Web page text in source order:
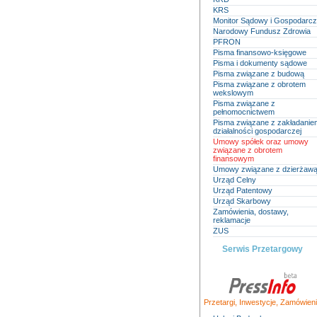
KRS
Monitor Sądowy i
Narodowy Fundusz Zdrowia
PFRON
Pisma finansowo-księgowe
Pisma i dokumenty sądowe
Pisma związane z budową
Pisma związane z obrotem
wekslowym
Pisma związane z
pełnomocnictwem
Pisma związane z
działalności gospodarczej
Umowy spółek oraz umowy
związane z obrotem
finansowym
Umowy związane z dzierżawą
Urząd Celny
Urząd Patentowy
Urząd Skarbowy
Zamówienia, dostawy,
reklamacje
ZUS
Serwis Przetargowy
Przetargi, Inwestycje,